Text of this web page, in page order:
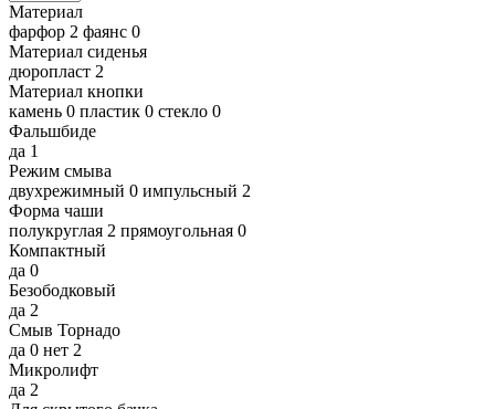
Материал
фарфор 2 фаянс 0
Материал сиденья
дюропласт 2
Материал кнопки
камень 0 пластик 0 стекло 0
Фальшбиде
да 1
Режим смыва
двухрежимный 0 импульсный 2
Форма чаши
полукруглая 2 прямоугольная 0
Компактный
да 0
Безободковый
да 2
Смыв Торнадо
да 0 нет 2
Микролифт
да 2